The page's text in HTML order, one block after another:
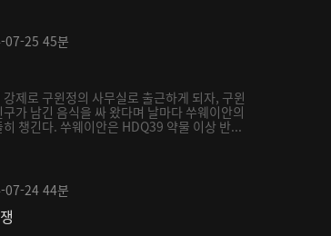
07-25 45분
제로 구윈정의 사무실로 출근하게 되자, 구윈
가 남긴 음식을 싸 왔다며 날마다 쑤웨이안의
히 챙긴다. 쑤웨이안은 HDQ39 약물 이상 반...
07-24 44분